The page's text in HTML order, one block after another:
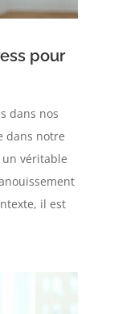
pour
dans nos
dans notre
véritable
il est